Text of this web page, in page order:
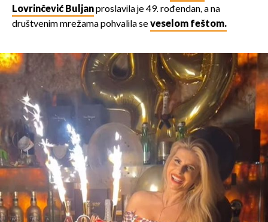
Lovrinčević Buljanproslavila je 49. rođendan, a na
društvenim mrežama pohvalila seveselom feštom.